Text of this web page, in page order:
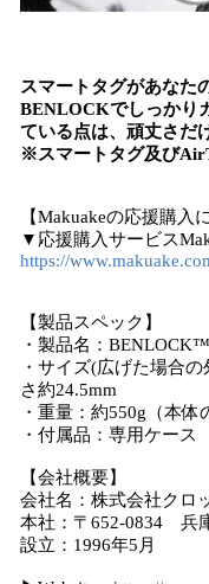
スマートタグがあなた
BENLOCKでしっかり
ている点は、頑丈さだ
※スマートタグ及び
【Makuakeの応援購入
▼応援購入サービス
https://
【製品スペック】
・製品名：
・サイズ(広げた場合
さ約24.5mm
・重量：約550g（本体
・付属品：専用ケース
【会社概要】
会社名：株式会社クロ
本社：〒652-0834 兵
設立：1996年5月